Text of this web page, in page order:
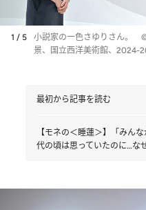
1 / 5
小説家の一色さゆりさん。
景、国立西洋美術館、
最初から記事を読む
【モネの＜睡蓮＞】「みん
代の頃は思っていたのに…な